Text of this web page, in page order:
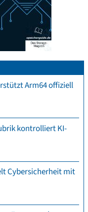
Arm64 offiziell
kontrolliert KI-
Cybersicherheit mit